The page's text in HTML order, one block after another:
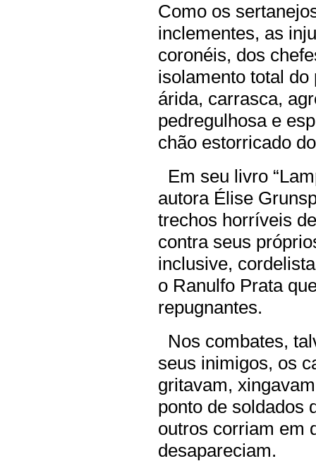
Como os
inclementes, as
coronéis, dos
isolamento total
árida, carrasca,
pedregulhosa e
chão estorricado
Em seu livro
autora Élise
trechos horríveis
contra seus
inclusive,
o Ranulfo Prata
repugnantes.
Nos combates,
seus inimigos, os
gritavam,
ponto de soldados
outros corriam em
desapareciam.